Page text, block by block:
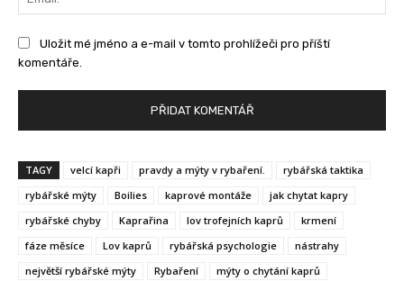
Uložit mé jméno a e-mail v tomto prohlížeči pro příští
komentáře.
TAGY velcí kapři pravdy a mýty v rybaření.
rybářská taktika
rybářské mýty
Boilies kaprové montáže
jak chytat kapry
rybářské chyby
Kaprařina lov trofejních kaprů
krmení
fáze měsíce
Lov kaprů rybářská psychologie
nástrahy
největší rybářské mýty
Rybaření
mýty o chytání kaprů